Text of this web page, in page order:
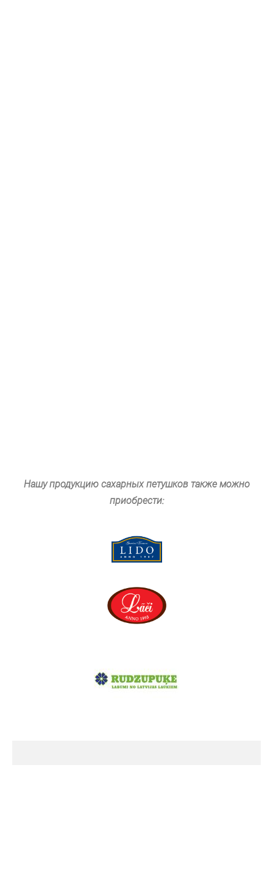
Нашу продукцию сахарных петушков также можно
приобрести: